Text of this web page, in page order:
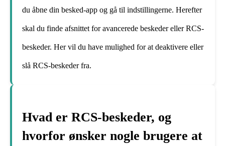
du åbne din besked-app og gå til indstillingerne. Herefter
skal du finde afsnittet for avancerede beskeder eller RCS-
beskeder. Her vil du have mulighed for at deaktivere eller
slå RCS-beskeder fra.
Hvad er RCS-beskeder, og
hvorfor ønsker nogle brugere at